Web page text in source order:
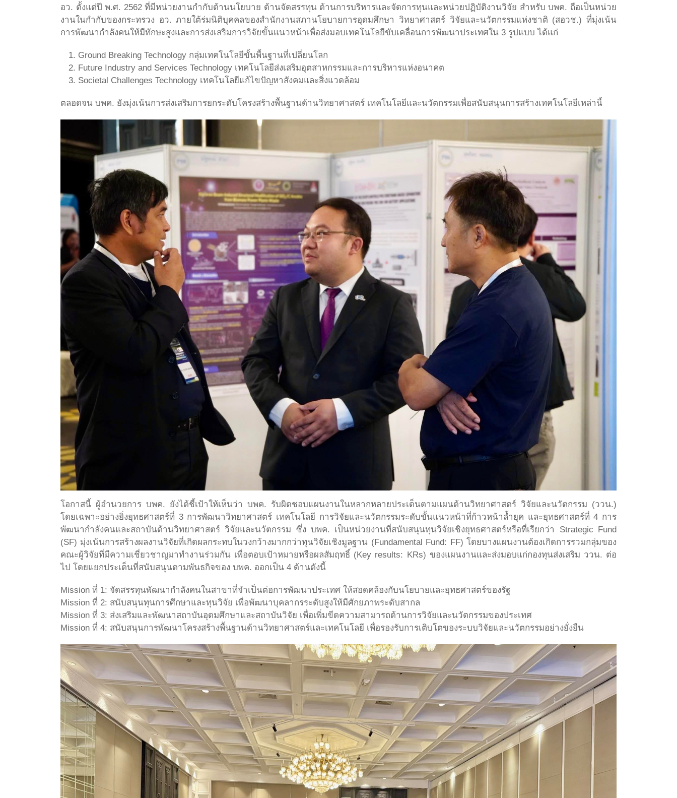
อว. ตั้งแต่ปี พ.ศ. 2562 ที่มีหน่วยงานกำกับด้านนโยบาย ด้านจัดสรรทุน ด้านการบริหารและจัดการทุนและหน่วยปฏิบัติงานวิจัย สำหรับ บพค. ถือเป็นหน่วย
งานในกำกับของกระทรวง อว. ภายใต้ร่มนิติบุคคลของสำนักงานสภานโยบายการอุดมศึกษา วิทยาศาสตร์ วิจัยและนวัตกรรมแห่งชาติ (สอวช.) ที่มุ่งเน้น
การพัฒนากำลังคนให้มีทักษะสูงและการส่งเสริมการวิจัยขั้นแนวหน้าเพื่อส่งมอบเทคโนโลยีขับเคลื่อนการพัฒนาประเทศใน 3 รูปแบบ ได้แก่
Ground Breaking Technology กลุ่มเทคโนโลยีขั้นพื้นฐานที่เปลี่ยนโลก
Future Industry and Services Technology เทคโนโลยีส่งเสริมอุตสาหกรรมและการบริหารแห่งอนาคต
Societal Challenges Technology เทคโนโลยีแก้ไขปัญหาสังคมและสิ่งแวดล้อม
ตลอดจน บพค. ยังมุ่งเน้นการส่งเสริมการยกระดับโครงสร้างพื้นฐานด้านวิทยาศาสตร์ เทคโนโลยีและนวัตกรรมเพื่อสนับสนุนการสร้างเทคโนโลยีเหล่านี้
โอกาสนี้ ผู้อำนวยการ บพค. ยังได้ชี้เป้าให้เห็นว่า บพค. รับผิดชอบแผนงานในหลากหลายประเด็นตามแผนด้านวิทยาศาสตร์ วิจัยและนวัตกรรม (ววน.)
โดยเฉพาะอย่างยิ่งยุทธศาสตร์ที่ 3 การพัฒนาวิทยาศาสตร์ เทคโนโลยี การวิจัยและนวัตกรรมระดับขั้นแนวหน้าที่ก้าวหน้าล้ำยุค และยุทธศาสตร์ที่ 4 การ
พัฒนากำลังคนและสถาบันด้านวิทยาศาสตร์ วิจัยและนวัตกรรม ซึ่ง บพค. เป็นหน่วยงานที่สนับสนุนทุนวิจัยเชิงยุทธศาสตร์หรือที่เรียกว่า Strategic Fund
(SF) มุ่งเน้นการสร้างผลงานวิจัยที่เกิดผลกระทบในวงกว้างมากกว่าทุนวิจัยเชิงมูลฐาน (Fundamental Fund: FF) โดยบางแผนงานต้องเกิดการรวมกลุ่มของ
คณะผู้วิจัยที่มีความเชี่ยวชาญมาทำงานร่วมกัน เพื่อตอบเป้าหมายหรือผลสัมฤทธิ์ (Key results: KRs) ของแผนงานและส่งมอบแก่กองทุนส่งเสริม ววน. ต่อ
ไป โดยแยกประเด็นที่สนับสนุนตามพันธกิจของ บพค. ออกเป็น 4 ด้านดังนี้
Mission ที่ 1: จัดสรรทุนพัฒนากำลังคนในสาขาที่จำเป็นต่อการพัฒนาประเทศ ให้สอดคล้องกับนโยบายและยุทธศาสตร์ของรัฐ
Mission ที่ 2: สนับสนุนทุนการศึกษาและทุนวิจัย เพื่อพัฒนาบุคลากรระดับสูงให้มีศักยภาพระดับสากล
Mission ที่ 3: ส่งเสริมและพัฒนาสถาบันอุดมศึกษาและสถาบันวิจัย เพื่อเพิ่มขีดความสามารถด้านการวิจัยและนวัตกรรมของประเทศ
Mission ที่ 4: สนับสนุนการพัฒนาโครงสร้างพื้นฐานด้านวิทยาศาสตร์และเทคโนโลยี เพื่อรองรับการเติบโตของระบบวิจัยและนวัตกรรมอย่างยั่งยืน